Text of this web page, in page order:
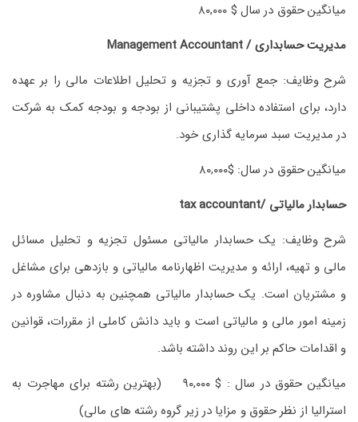
میانگین حقوق در سال $ ۸۰,۰۰۰
مدیریت حسابداری / Management Accountant
شرح وظایف: جمع آوری و تجزیه و تحلیل اطلاعات مالی را بر عهده
دارد، برای استفاده داخلی پشتیبانی از بودجه و بودجه کمک به شرکت
در مدیریت سبد سرمایه گذاری خود.
میانگین حقوق در سال: $۸۰,۰۰۰
حسابدار مالیاتی /tax accountant
شرح وظایف: یک حسابدار مالیاتی مسئول تجزیه و تحلیل مسائل
مالی و تهیه، ارائه و مدیریت اظهارنامه مالیاتی و بازدهی برای مشاغل
و مشتریان است. یک حسابدار مالیاتی همچنین به دنبال مشاوره در
زمینه امور مالی و مالیاتی است و باید دانش کاملی از مقررات، قوانین
و اقدامات حاکم بر این روند داشته باشد.
میانگین حقوق در سال : $ ۹۰,۰۰۰ (بهترین رشته برای مهاجرت به
استرالیا از نظر حقوق و مزایا در زیر گروه رشته های مالی)